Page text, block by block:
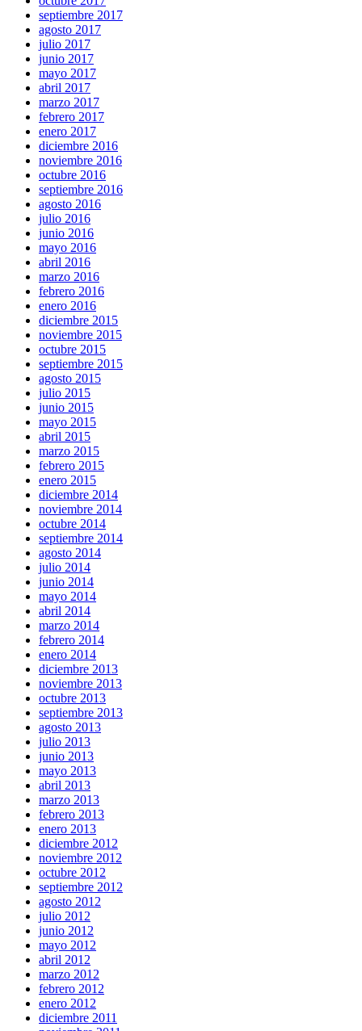
septiembre 2017
agosto 2017
julio 2017
junio 2017
mayo 2017
abril 2017
marzo 2017
febrero 2017
enero 2017
diciembre 2016
noviembre 2016
octubre 2016
septiembre 2016
agosto 2016
julio 2016
junio 2016
mayo 2016
abril 2016
marzo 2016
febrero 2016
enero 2016
diciembre 2015
noviembre 2015
octubre 2015
septiembre 2015
agosto 2015
julio 2015
junio 2015
mayo 2015
abril 2015
marzo 2015
febrero 2015
enero 2015
diciembre 2014
noviembre 2014
octubre 2014
septiembre 2014
agosto 2014
julio 2014
junio 2014
mayo 2014
abril 2014
marzo 2014
febrero 2014
enero 2014
diciembre 2013
noviembre 2013
octubre 2013
septiembre 2013
agosto 2013
julio 2013
junio 2013
mayo 2013
abril 2013
marzo 2013
febrero 2013
enero 2013
diciembre 2012
noviembre 2012
octubre 2012
septiembre 2012
agosto 2012
julio 2012
junio 2012
mayo 2012
abril 2012
marzo 2012
febrero 2012
enero 2012
diciembre 2011